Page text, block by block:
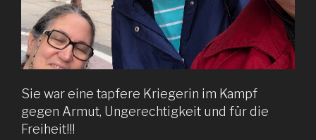
Sie war eine tapfere Kriegerin im Kampf
gegen Armut, Ungerechtigkeit und für die
Freiheit!!!